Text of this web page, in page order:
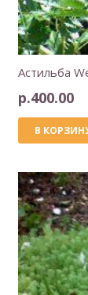
Астильба
р.400.00
В